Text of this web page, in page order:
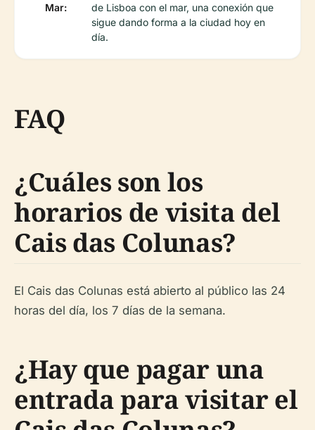
Mar:
de Lisboa con el mar, una conexión que
sigue dando forma a la ciudad hoy en
día.
FAQ
¿Cuáles son los
horarios de visita del
Cais das Colunas?
El Cais das Colunas está abierto al público las 24
horas del día, los 7 días de la semana.
¿Hay que pagar una
entrada para visitar el